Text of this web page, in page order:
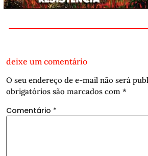
deixe um comentário
O seu endereço de e-mail não será
obrigatórios são marcados com *
Comentário *